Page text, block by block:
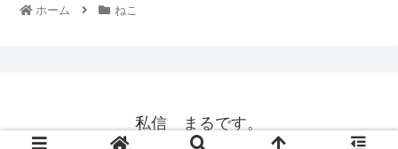
ホーム ねこ
私信 まるです。